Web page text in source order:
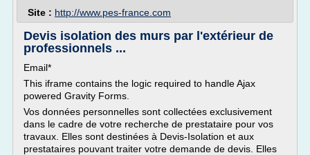
Site : http://www.pes-france.com
Devis isolation des murs par l'extérieur de
professionnels ...
Email*
This iframe contains the logic required to handle Ajax
powered Gravity Forms.
Vos données personnelles sont collectées exclusivement
dans le cadre de votre recherche de prestataire pour vos
travaux. Elles sont destinées à Devis-Isolation et aux
prestataires pouvant traiter votre demande de devis. Elles